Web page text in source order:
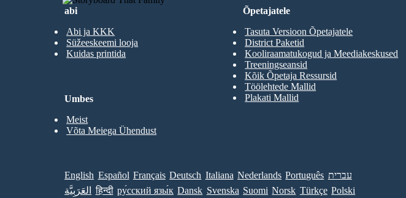
abi
Abi ja KKK
Süžeeskeemi looja
Kuidas printida
Õpetajatele
Tasuta Versioon Õpetajatele
District Paketid
Kooliraamatukogud ja Meediakeskused
Treeningseansid
Kõik Õpetaja Ressursid
Töölehtede Mallid
Plakati Mallid
Umbes
Meist
Võta Meiega Ühendust
English Español Français Deutsch Italiana Nederlands Português עברית
العَرَبِيَّة
हिन्दी ру́сский язы́к Dansk Svenska Suomi Norsk Türkçe Polski